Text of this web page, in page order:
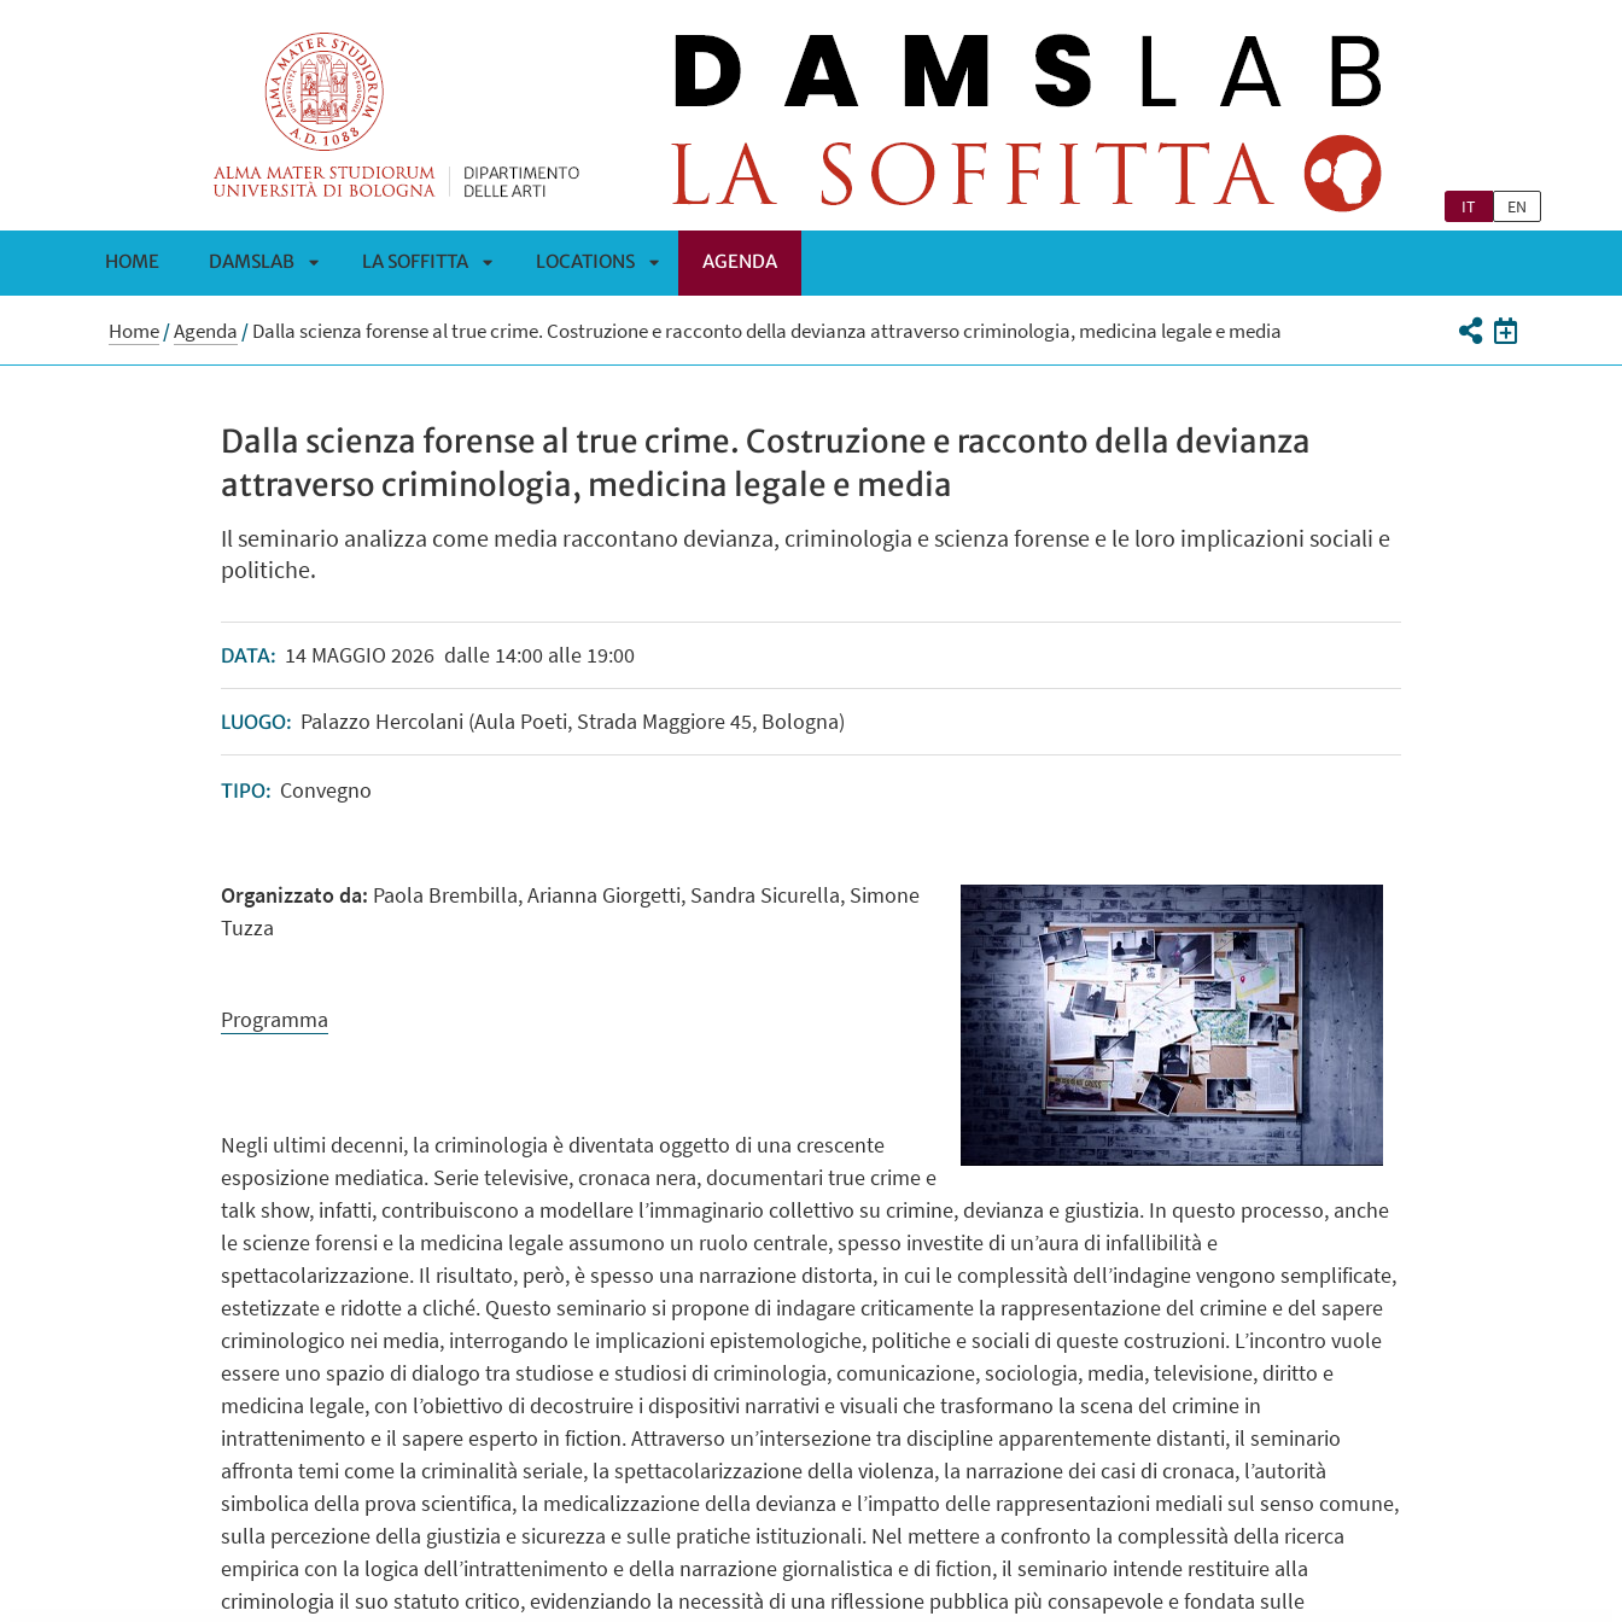
IT EN
HOME DAMSLAB
APRI
LA SOFFITTA
APRI
LOCATIONS
APRI
AGENDA
Home/Agenda /Dalla scienza forense al true crime. Costruzione e racconto della devianza attraverso criminologia, medicina legale e media
Dalla scienza forense al true crime. Costruzione e racconto della devianza
attraverso criminologia, medicina legale e media
Il seminario analizza come media raccontano devianza, criminologia e scienza forense e le loro implicazioni sociali e
politiche.
DATA: 14MAGGIO 2026dalle 14:00 alle 19:00
LUOGO: Palazzo Hercolani (Aula Poeti, Strada Maggiore 45, Bologna)
TIPO: Convegno
Organizzato da: Paola Brembilla, Arianna Giorgetti, Sandra Sicurella, Simone
Tuzza
Programma
Negli ultimi decenni, la criminologia è diventata oggetto di una crescente
esposizione mediatica. Serie televisive, cronaca nera, documentari true crime e
talk show, infatti, contribuiscono a modellare l’immaginario collettivo su crimine, devianza e giustizia. In questo processo, anche
le scienze forensi e la medicina legale assumono un ruolo centrale, spesso investite di un’aura di infallibilità e
spettacolarizzazione. Il risultato, però, è spesso una narrazione distorta, in cui le complessità dell’indagine vengono semplificate,
estetizzate e ridotte a cliché. Questo seminario si propone di indagare criticamente la rappresentazione del crimine e del sapere
criminologico nei media, interrogando le implicazioni epistemologiche, politiche e sociali di queste costruzioni. L’incontro vuole
essere uno spazio di dialogo tra studiose e studiosi di criminologia, comunicazione, sociologia, media, televisione, diritto e
medicina legale, con l’obiettivo di decostruire i dispositivi narrativi e visuali che trasformano la scena del crimine in
intrattenimento e il sapere esperto in fiction. Attraverso un’intersezione tra discipline apparentemente distanti, il seminario
affronta temi come la criminalità seriale, la spettacolarizzazione della violenza, la narrazione dei casi di cronaca, l’autorità
simbolica della prova scientifica, la medicalizzazione della devianza e l’impatto delle rappresentazioni mediali sul senso comune,
sulla percezione della giustizia e sicurezza e sulle pratiche istituzionali. Nel mettere a confronto la complessità della ricerca
empirica con la logica dell’intrattenimento e della narrazione giornalistica e di fiction, il seminario intende restituire alla
criminologia il suo statuto critico, evidenziando la necessità di una riflessione pubblica più consapevole e fondata sulle